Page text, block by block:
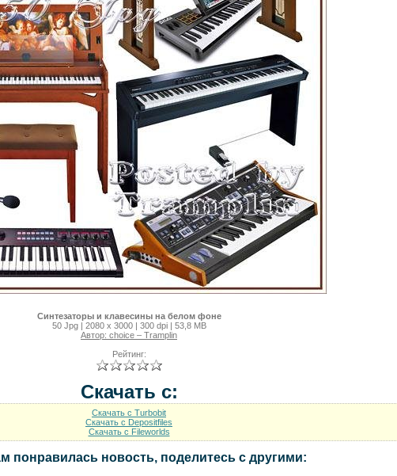
Синтезаторы и клавесины на белом фоне
50 Jpg | 2080 x 3000 | 300 dpi | 53,8 MB
Автор: choice – Tramplin
Рейтинг:
Скачать с:
Скачать с Turbobit
Скачать с Depositfiles
Скачать с Fileworlds
понравилась новость, поделитесь с другими: